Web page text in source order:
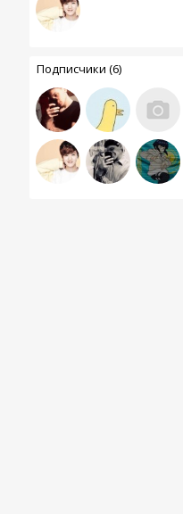
Подписчики (6)